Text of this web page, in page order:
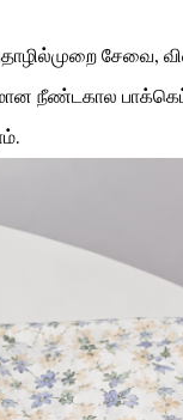
சேவை,
பாக்கெட்